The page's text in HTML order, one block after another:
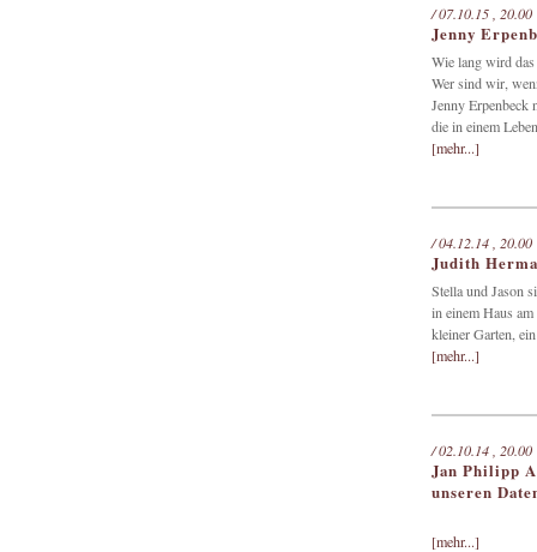
/ 07.10.15 ,
Jenny
Wie lang wird das
Wer sind wir,
Jenny Erpenbeck
die in einem
[mehr...]
/ 04.12.14 ,
Judith
Stella und Jason
in einem Haus
kleiner Garten,
[mehr...]
/ 02.10.14 ,
Jan Philipp
unseren
[mehr...]